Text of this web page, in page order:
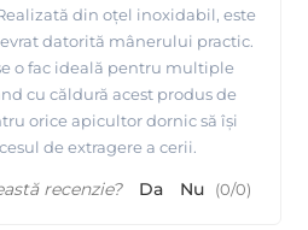
din oțel inoxidabil, este
datorită mânerului practic.
o fac ideală pentru multiple
cu căldură acest produs de
orice apicultor dornic să își
de extragere a cerii.
recenzie? Da Nu (0/0)